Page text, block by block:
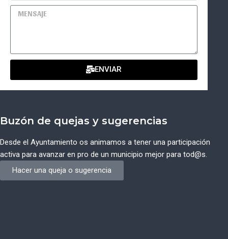
ENVIAR
Buzón de quejas y sugerencias
Desde el Ayuntamiento os animamos a tener una participación
activa para avanzar en pro de un municipio mejor para tod@s.
Hacer una queja o sugerencia